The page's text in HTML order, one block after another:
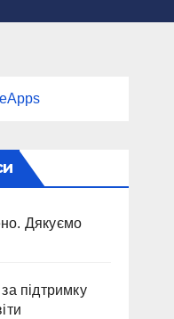
Дякуємо
підтримку